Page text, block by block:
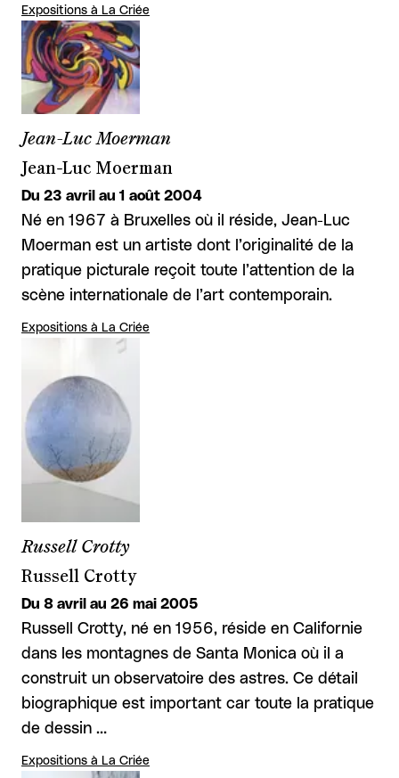
Expositions à La Criée
Jean-Luc Moerman
Jean-Luc Moerman
Du 23 avril au 1 août 2004
Né en 1967 à Bruxelles où il réside, Jean-Luc
Moerman est un artiste dont l’originalité de la
pratique picturale reçoit toute l’attention de la
scène internationale de l’art contemporain.
Expositions à La Criée
Russell Crotty
Russell Crotty
Du 8 avril au 26 mai 2005
Russell Crotty, né en 1956, réside en Californie
dans les montagnes de Santa Monica où il a
construit un observatoire des astres. Ce détail
biographique est important car toute la pratique
de dessin …
Expositions à La Criée